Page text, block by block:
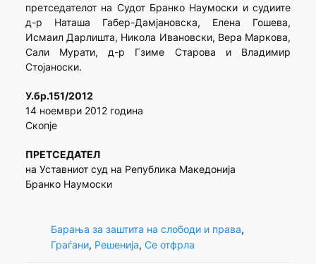
претседателот на Судот Бранко Наумоски и судиите
д-р Наташа Габер-Дамјановска, Елена Гошева,
Исмаил Дарлишта, Никола Ивановски, Вера Маркова,
Сали Мурати, д-р Гзиме Старова и Владимир
Стојаноски.
У.бр.151/2012
14 ноември 2012 година
Скопје
ПРЕТСЕДАТЕЛ
на Уставниот суд на Република Македонија
Бранко Наумоски
Барања за заштита на слободи и права
Граѓани, Решенија, Се отфрла